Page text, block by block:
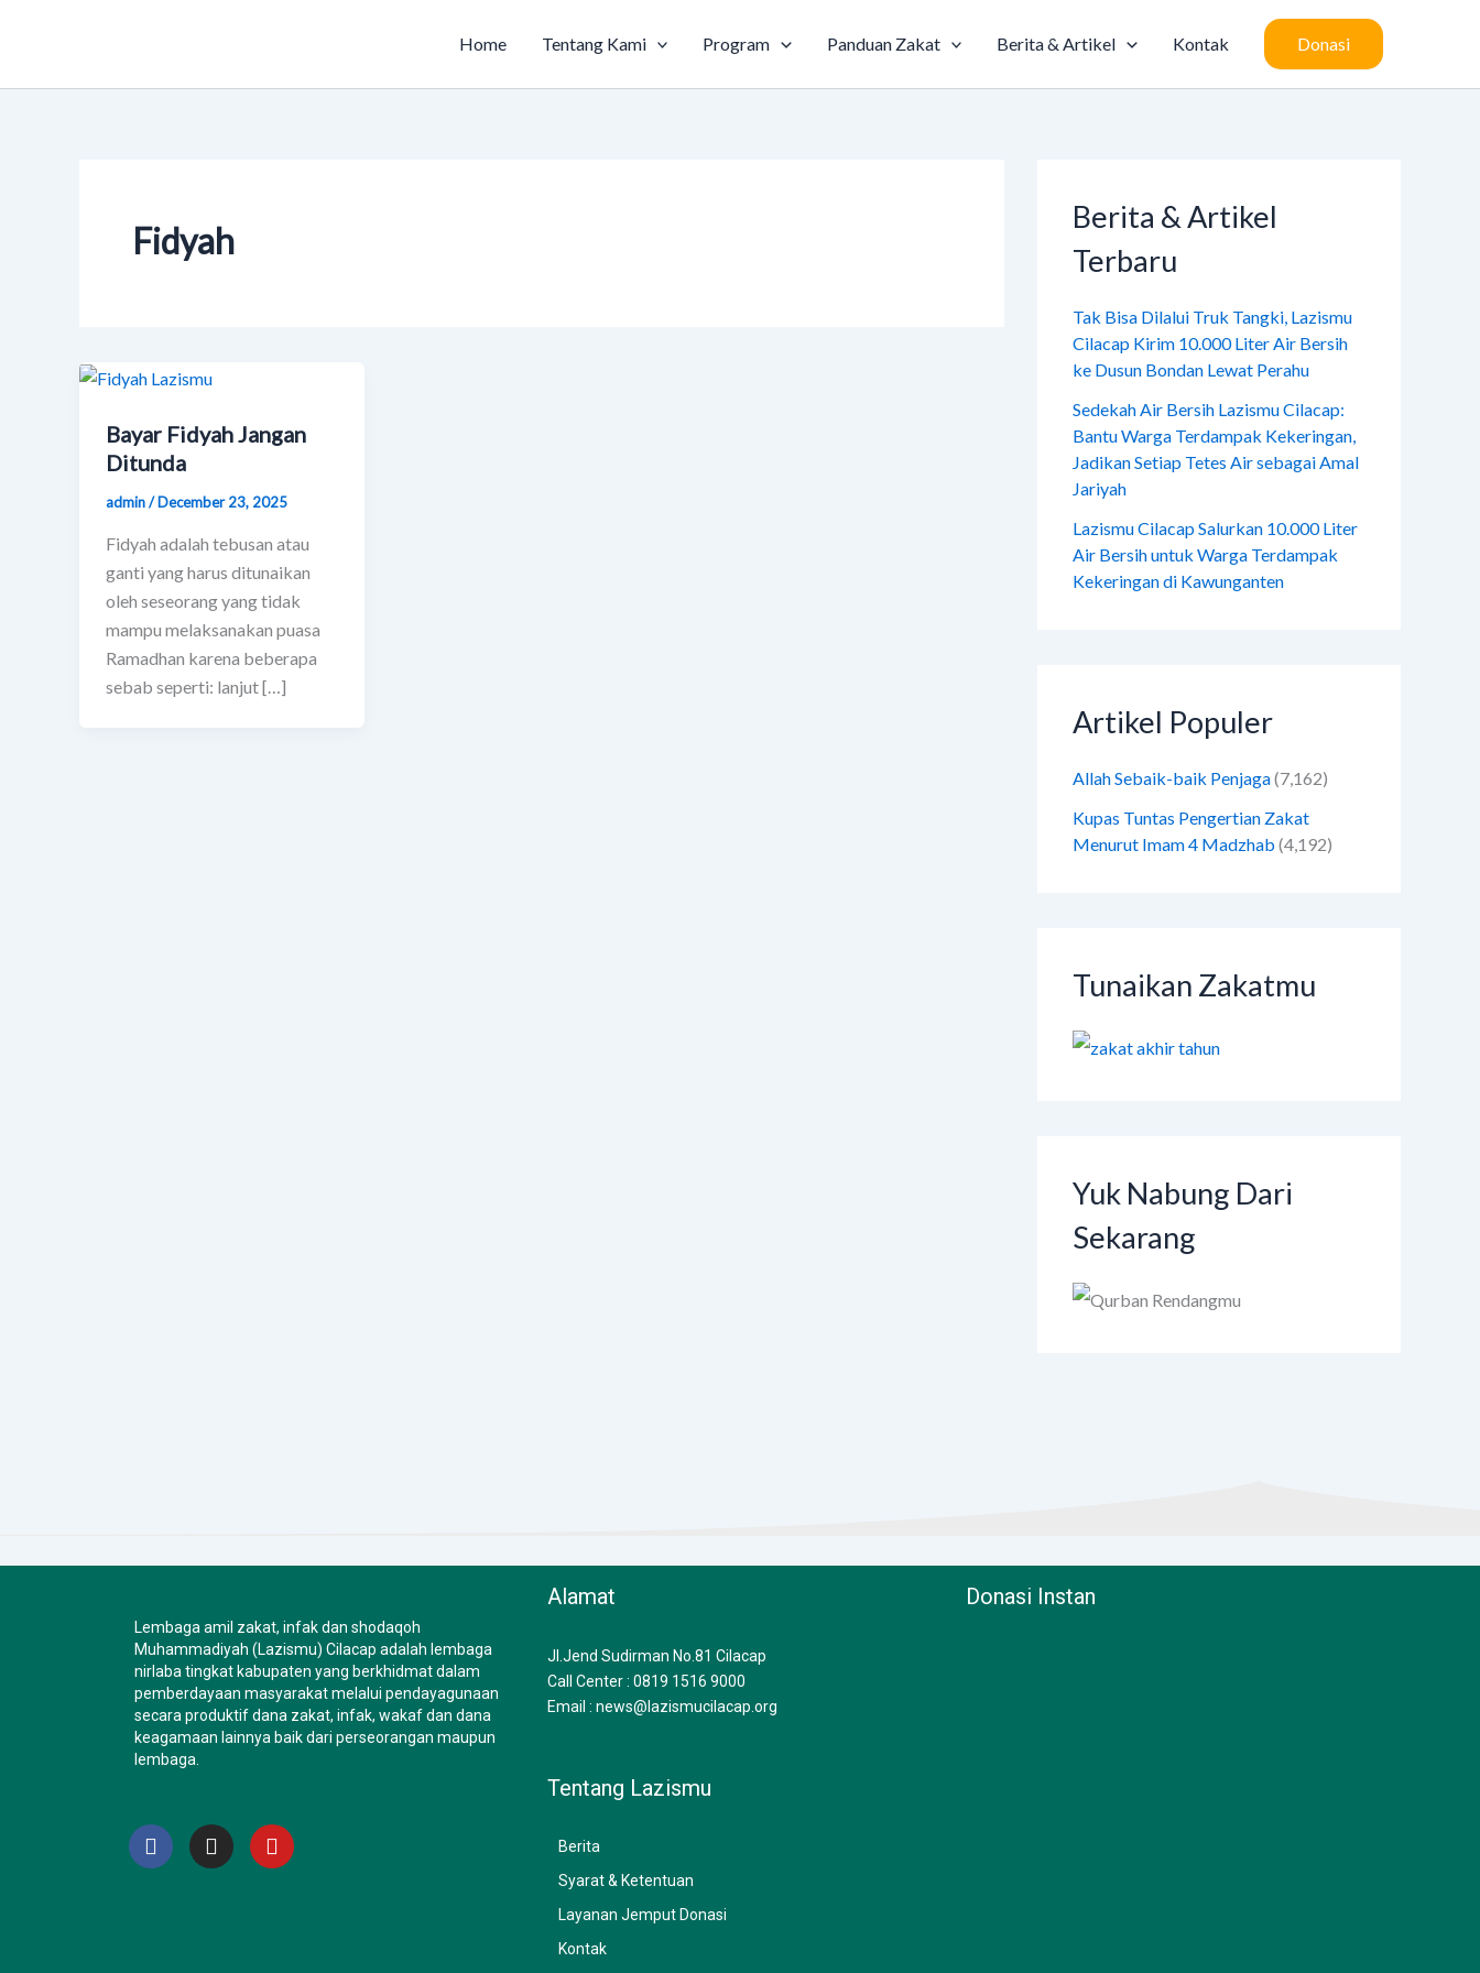
Home Tentang Kami Program Panduan Zakat Berita & Artikel Kontak Donasi
Fidyah
Bayar Fidyah Jangan
Ditunda
admin/December 23, 2025
Fidyah adalah tebusan atau
ganti yang harus ditunaikan
oleh seseorang yang tidak
mampu melaksanakan puasa
Ramadhan karena beberapa
sebab seperti: lanjut […]
Berita & Artikel
Terbaru
Tak Bisa Dilalui Truk Tangki, Lazismu
Cilacap Kirim 10.000 Liter Air Bersih
ke Dusun Bondan Lewat Perahu
Sedekah Air Bersih Lazismu Cilacap:
Bantu Warga Terdampak Kekeringan,
Jadikan Setiap Tetes Air sebagai Amal
Jariyah
Lazismu Cilacap Salurkan 10.000 Liter
Air Bersih untuk Warga Terdampak
Kekeringan di Kawunganten
Artikel Populer
Allah Sebaik-baik Penjaga(7,162)
Kupas Tuntas Pengertian Zakat
Menurut Imam 4 Madzhab (4,192)
Tunaikan Zakatmu
Yuk Nabung Dari
Sekarang
Lembaga amil zakat, infak dan shodaqoh
Muhammadiyah (Lazismu) Cilacap adalah lembaga
nirlaba tingkat kabupaten yang berkhidmat dalam
pemberdayaan masyarakat melalui pendayagunaan
secara produktif dana zakat, infak, wakaf dan dana
keagamaan lainnya baik dari perseorangan maupun
lembaga.
F
a
c
I
n
s
Y
o
u
Alamat
Jl.Jend Sudirman No.81 Cilacap
Call Center : 0819 1516 9000
Email : news@lazismucilacap.org
Tentang Lazismu
Berita
Syarat & Ketentuan
Layanan Jemput Donasi
Kontak
Donasi Instan